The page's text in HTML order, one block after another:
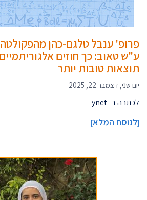
פרופ' ענבל טלגם-כהן
ע"ש טאוב: כך חוזים אלגוריתמיים
תוצאות טובות יותר
יום שני, דצמבר 22, 2025
לכתבה ב- ynet
[לנוסח המלא]